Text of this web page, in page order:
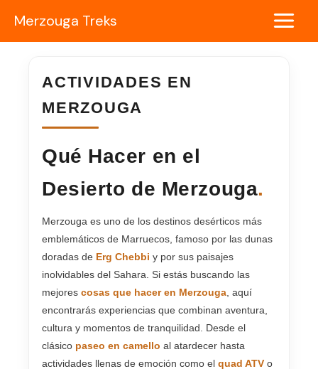
contenido
Merzouga Treks
Main
ACTIVIDADES EN
MERZOUGA
Qué Hacer en el
Desierto de Merzouga.
Merzouga es uno de los destinos desérticos más
emblemáticos de Marruecos, famoso por las dunas
doradas de Erg Chebbi y por sus paisajes
inolvidables del Sahara. Si estás buscando las
mejores cosas que hacer en Merzouga , aquí
encontrarás experiencias que combinan aventura,
cultura y momentos de tranquilidad. Desde el
clásico paseo en camello al atardecer hasta
actividades llenas de emoción como el quad ATV o